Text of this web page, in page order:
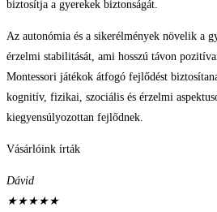
biztosítja a gyerekek biztonságát.
Az autonómia és a sikerélmények növelik a
érzelmi stabilitását, ami hosszú távon
Montessori játékok átfogó fejlődést
kognitív, fizikai, szociális és érzelmi
kiegyensúlyozottan fejlődnek.
Vásárlóink írták
Dávid
★★★★★